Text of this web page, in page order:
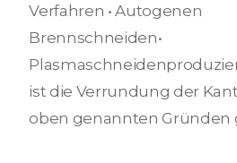
Verfahren • Autogenen
Brennschneiden•
ist die Verrundung der
oben genannten Gründen